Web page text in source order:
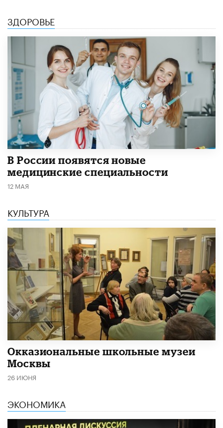
ЗДОРОВЬЕ
В России появятся новые
медицинские специальности
12 МАЯ
КУЛЬТУРА
​Окказиональные школьные музеи
Москвы
26 ИЮНЯ
ЭКОНОМИКА